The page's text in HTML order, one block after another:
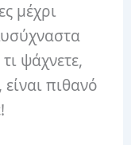
μέχρι
ψάχνετε,
πιθανό